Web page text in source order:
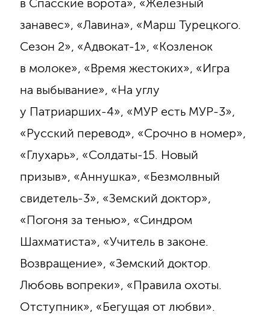
в Спасские ворота», «Железный
занавес», «Лавина», «Марш Турецкого.
Сезон 2», «Адвокат-1», «Козленок
в молоке», «Время жестоких», «Игра
на выбывание», «На углу
у Патриарших-4», «МУР есть МУР-3»,
«Русский перевод», «Срочно в номер»,
«Глухарь», «Солдаты-15. Новый
призыв», «Аннушка», «Безмолвный
свидетель-3», «Земский доктор»,
«Погоня за тенью», «Синдром
Шахматиста», «Учитель в законе.
Возвращение», «Земский доктор.
Любовь вопреки», «Правила охоты.
Отступник», «Бегущая от любви».